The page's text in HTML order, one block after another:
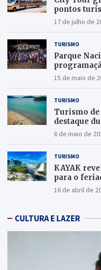
pontos
17 de julho de
TURISMO
Parque
15 de maio de
TURISMO
Turismo de
destaque
2026
8 de maio de
TURISMO
KAYAK
para o
16 de abril de
CULTURA E LAZER